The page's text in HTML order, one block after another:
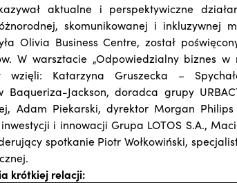
aktualne i perspektywiczne
skomunikowanej i inkluzywnej
Olivia Business Centre, został
W warsztacie „Odpowiedzialny biznes
Katarzyna Gruszecka –
Baqueriza-Jackson, doradca grupy
Adam Piekarski, dyrektor Morgan
i innowacji Grupa LOTOS S.A.,
spotkanie Piotr Wołkowiński,
krótkiej relacji: